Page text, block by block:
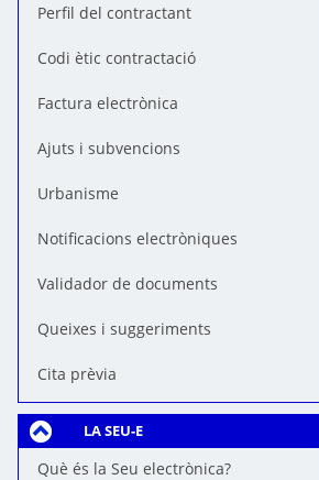
Perfil del contractant
Codi ètic contractació
Factura electrònica
Ajuts i subvencions
Urbanisme
Notificacions electròniques
Validador de documents
Queixes i suggeriments
Cita prèvia
LA SEU-E
Què és la Seu electrònica?